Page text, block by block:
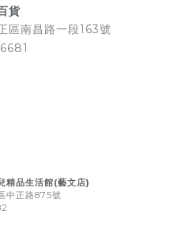
貨
區南昌路一段163號
精品生活館(藝文店)
中正路875號